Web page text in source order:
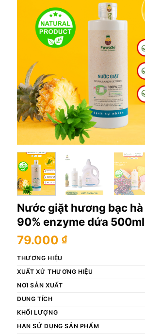
Nước giặt hương bạc
90% enzyme dứa 500ml
79.000 ₫
THƯƠNG HIỆU
XUẤT XỨ THƯƠNG HIỆU
NƠI SẢN XUẤT
DUNG TÍCH
KHỐI LƯỢNG
HẠN SỬ DỤNG SẢN PHẨM